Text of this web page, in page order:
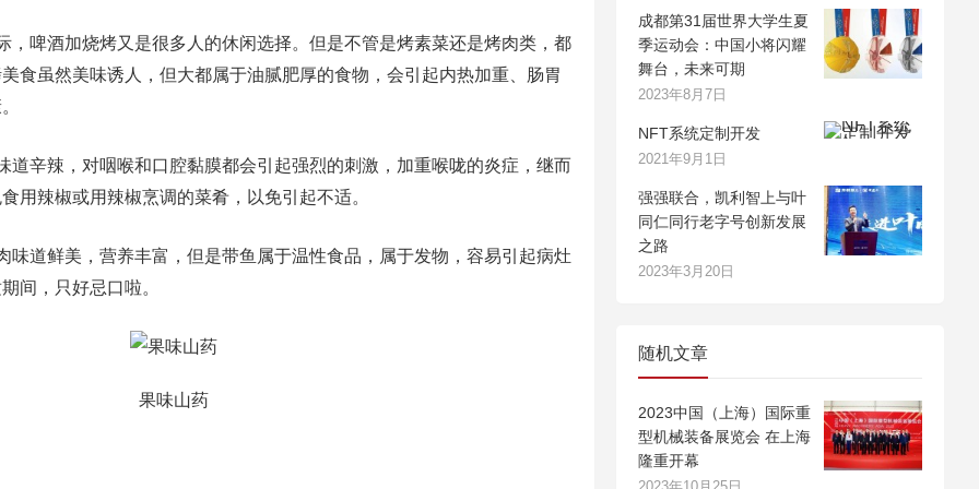
，啤酒加烧烤又是很多人的休闲选择。但是不管是烤素菜还是烤肉类，都
食虽然美味诱人，但大都属于油腻肥厚的食物，会引起内热加重、肠胃
道辛辣，对咽喉和口腔黏膜都会引起强烈的刺激，加重喉咙的炎症，继而
用辣椒或用辣椒烹调的菜肴，以免引起不适。
味道鲜美，营养丰富，但是带鱼属于温性食品，属于发物，容易引起病灶
间，只好忌口啦。
果味山药
成都第31届世界大学生夏
季运动会：中国小将闪耀
舞台，未来可期
2023年8月7日
NFT系统定制开发
2021年9月1日
强强联合，凯利智上与叶
同仁同行老字号创新发展
之路
2023年3月20日
随机文章
2023中国（上海）国际重
型机械装备展览会 在上海
隆重开幕